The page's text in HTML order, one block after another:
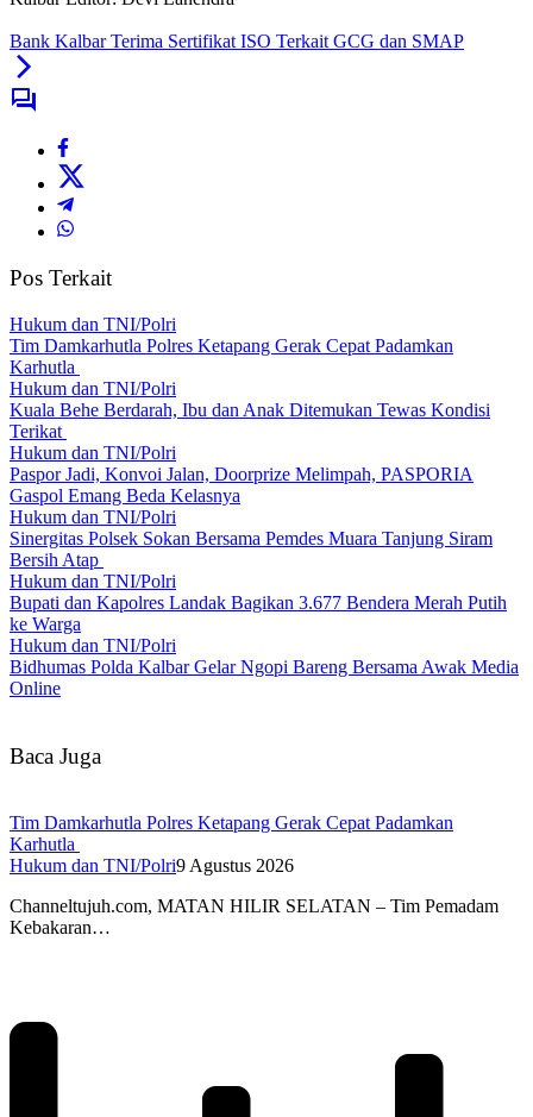
Bank Kalbar Terima Sertifikat ISO Terkait GCG dan SMAP
Pos Terkait
Hukum dan TNI/Polri
Tim Damkarhutla Polres Ketapang Gerak Cepat Padamkan
Karhutla
Hukum dan TNI/Polri
Kuala Behe Berdarah, Ibu dan Anak Ditemukan Tewas Kondisi
Terikat
Hukum dan TNI/Polri
Paspor Jadi, Konvoi Jalan, Doorprize Melimpah, PASPORIA
Gaspol Emang Beda Kelasnya
Hukum dan TNI/Polri
Sinergitas Polsek Sokan Bersama Pemdes Muara Tanjung Siram
Bersih Atap
Hukum dan TNI/Polri
Bupati dan Kapolres Landak Bagikan 3.677 Bendera Merah Putih
ke Warga
Hukum dan TNI/Polri
Bidhumas Polda Kalbar Gelar Ngopi Bareng Bersama Awak Media
Online
Baca Juga
Tim Damkarhutla Polres Ketapang Gerak Cepat Padamkan
Karhutla
Hukum dan TNI/Polri9 Agustus 2026
Channeltujuh.com, MATAN HILIR SELATAN – Tim Pemadam
Kebakaran…